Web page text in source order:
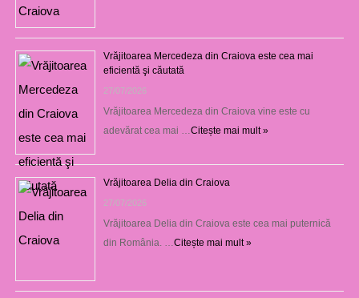
Vrăjitoarea Mercedeza din Craiova este cea mai
eficientă şi căutată
27/07/2026
Vrăjitoarea Mercedeza din Craiova vine este cu
adevărat cea mai … Citește mai mult »
Vrăjitoarea Delia din Craiova
27/07/2026
Vrăjitoarea Delia din Craiova este cea mai puternică
din România. … Citește mai mult »